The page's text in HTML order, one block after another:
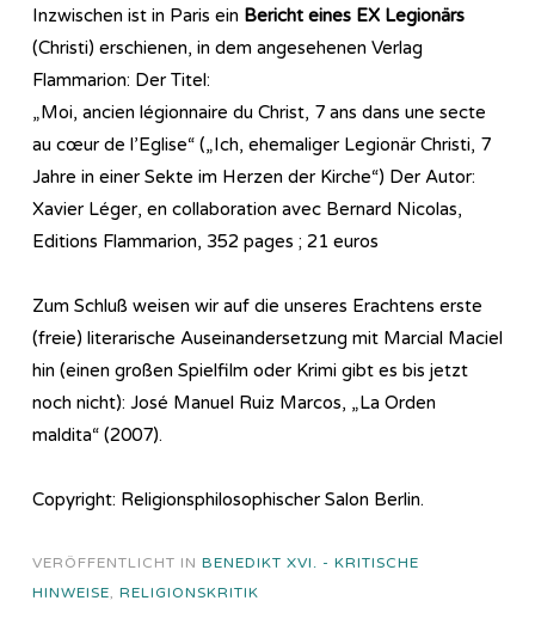
Inzwischen ist in Paris ein Bericht eines EX Legionärs
(Christi) erschienen, in dem angesehenen Verlag
Flammarion: Der Titel:
„Moi, ancien légionnaire du Christ, 7 ans dans une secte
au cœur de l’Eglise“ („Ich, ehemaliger Legionär Christi, 7
Jahre in einer Sekte im Herzen der Kirche“) Der Autor:
Xavier Léger, en collaboration avec Bernard Nicolas,
Editions Flammarion, 352 pages ; 21 euros
Zum Schluß weisen wir auf die unseres Erachtens erste
(freie) literarische Auseinandersetzung mit Marcial Maciel
hin (einen großen Spielfilm oder Krimi gibt es bis jetzt
noch nicht): José Manuel Ruiz Marcos, „La Orden
maldita“ (2007).
Copyright: Religionsphilosophischer Salon Berlin.
VERÖFFENTLICHT IN BENEDIKT XVI. - KRITISCHE
HINWEISE, RELIGIONSKRITIK